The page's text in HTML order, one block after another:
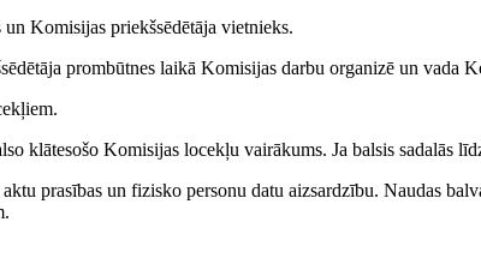
Komisijas priekšsēdētāja vietnieks.
prombūtnes laikā Komisijas darbu organizē un vada
klātesošo Komisijas locekļu vairākums. Ja balsis sadalās
prasības un fizisko personu datu aizsardzību. Naudas